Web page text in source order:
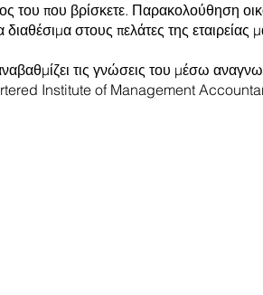
του που βρίσκετε. Παρακολούθηση
στους πελάτες της εταιρείας
τις γνώσεις του μέσω
Institute of Management